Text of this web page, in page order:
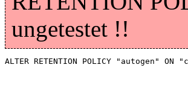
ungetestet !!
ALTER RETENTION POLICY "autogen" ON